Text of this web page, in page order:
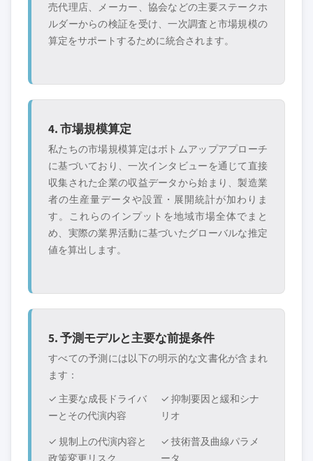
売代理店、メーカー、協会などの主要ステークホ
ルダーからの検証を受け、一次調査と市場規模の
算定をサポートするために統合されます。
4. 市場規模算定
私たちの市場規模算定はボトムアップアプローチ
に基づいており、一次インタビューを通じて直接
収集された企業の収益データから始まり、製造業
者の生産量データや設置・展開統計が加わりま
す。これらのインプットを地域市場全体でまと
め、実際の業界活動に基づいたグローバルな推定
値を算出します。
5. 予測モデルと主要な前提条件
すべての予測には以下の明示的な文書化が含まれ
ます：
✓ 主要な成長ドライバ
ーとその代演内容
✓ 抑制要因と緩和シナ
リオ
✓ 規制上の代演内容と
政策変更リスク
✓ 技術普及曲線パラメ
ータ